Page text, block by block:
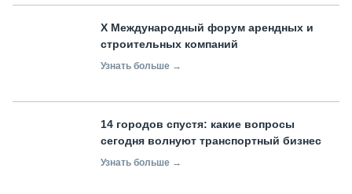
X Международный форум арендных и
строительных компаний
Узнать больше →
14 городов спустя: какие вопросы
сегодня волнуют транспортный бизнес
Узнать больше →